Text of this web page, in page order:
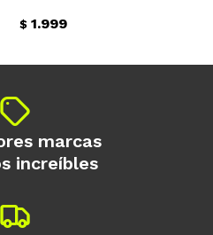
$ 1.999
marcas
increíbles